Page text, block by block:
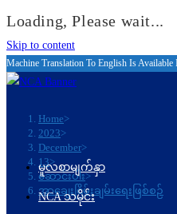
Loading, Please wait...
Skip to content
Machine Translation To English Is Available
Home>
2023>
December>
13>
ဆောင်းပါး>
အာချေးငြိမ်းချမ်းရေးဖြစ်စဉ်
မူလစာမျက်နှာ
NCA သမိုင်း